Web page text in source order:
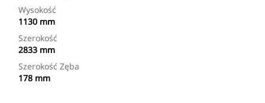
Wysokość
1130 mm
Szerokość
2833 mm
Szerokość Zęba
178 mm